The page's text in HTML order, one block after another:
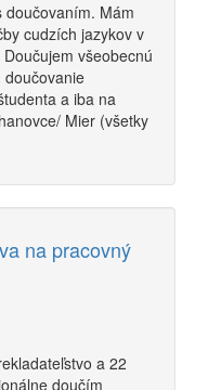
doučovaním. Mám
cudzích jazykov v
všeobecnú
doučovanie
a iba na
Mier (všetky
na pracovný
a 22
doučím